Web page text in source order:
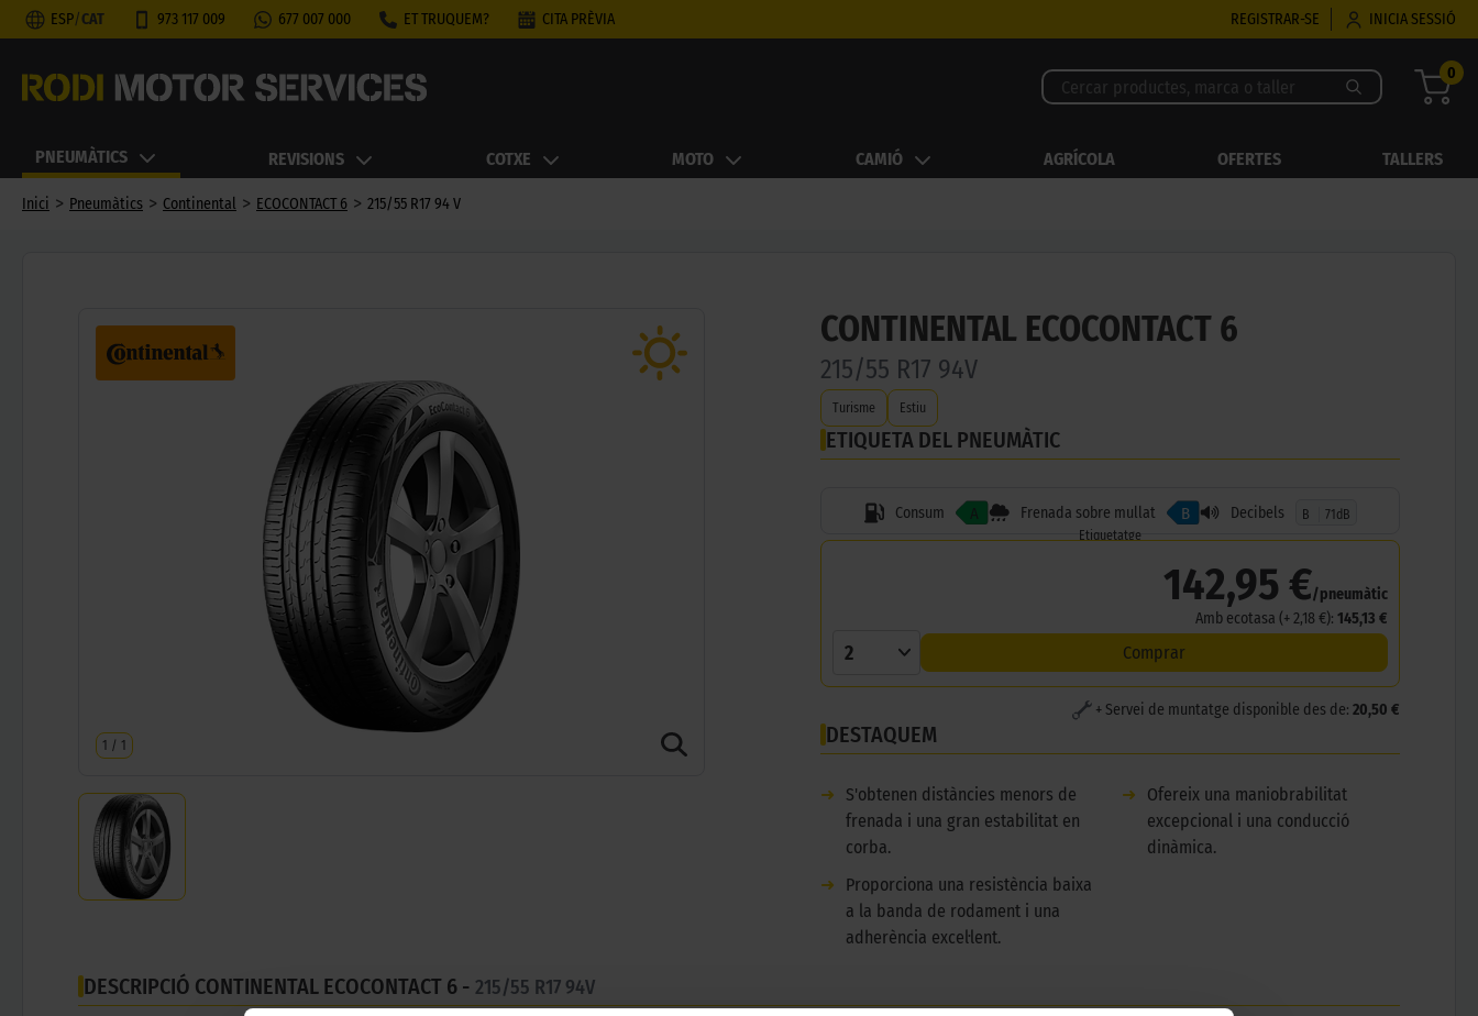
ESP/CAT 973 117 009 677 007 000 ET TRUQUEM? CITA PRÈVIA REGISTRAR-SE INICIA SESSIÓ
0
PNEUMÀTICS REVISIONS COTXE MOTO CAMIÓ AGRÍCOLA OFERTES TALLERS
Inici > Pneumàtics > Continental > ECOCONTACT 6 > 215/55 R17 94 V
1 / 1
CONTINENTAL ECOCONTACT 6
215/55 R17 94V
Turisme Estiu
ETIQUETA DEL PNEUMÀTIC
Consum A Frenada sobre mullat B Decibels B
71dB
Etiquetatge
142,95 €/pneumàtic
Amb ecotasa (+ 2,18 €): 145,13 €
2 Comprar
+ Servei de muntatge disponible des de: 20,50 €
DESTAQUEM
➜
S'obtenen distàncies menors de
frenada i una gran estabilitat en
corba.
➜
Ofereix una maniobrabilitat
excepcional i una conducció
dinàmica.
➜
Proporciona una resistència baixa
a la banda de rodament i una
adherència excel·lent.
DESCRIPCIÓ CONTINENTAL ECOCONTACT 6 - 215/55 R17 94V